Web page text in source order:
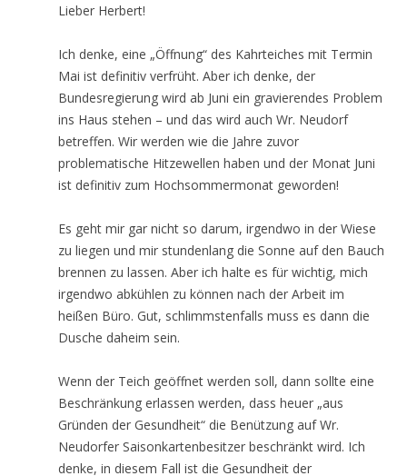
Lieber Herbert!
Ich denke, eine „Öffnung“ des Kahrteiches mit Termin
Mai ist definitiv verfrüht. Aber ich denke, der
Bundesregierung wird ab Juni ein gravierendes Problem
ins Haus stehen – und das wird auch Wr. Neudorf
betreffen. Wir werden wie die Jahre zuvor
problematische Hitzewellen haben und der Monat Juni
ist definitiv zum Hochsommermonat geworden!
Es geht mir gar nicht so darum, irgendwo in der Wiese
zu liegen und mir stundenlang die Sonne auf den Bauch
brennen zu lassen. Aber ich halte es für wichtig, mich
irgendwo abkühlen zu können nach der Arbeit im
heißen Büro. Gut, schlimmstenfalls muss es dann die
Dusche daheim sein.
Wenn der Teich geöffnet werden soll, dann sollte eine
Beschränkung erlassen werden, dass heuer „aus
Gründen der Gesundheit“ die Benützung auf Wr.
Neudorfer Saisonkartenbesitzer beschränkt wird. Ich
denke, in diesem Fall ist die Gesundheit der